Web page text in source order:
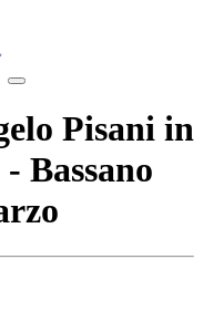
Pisani in
Bassano